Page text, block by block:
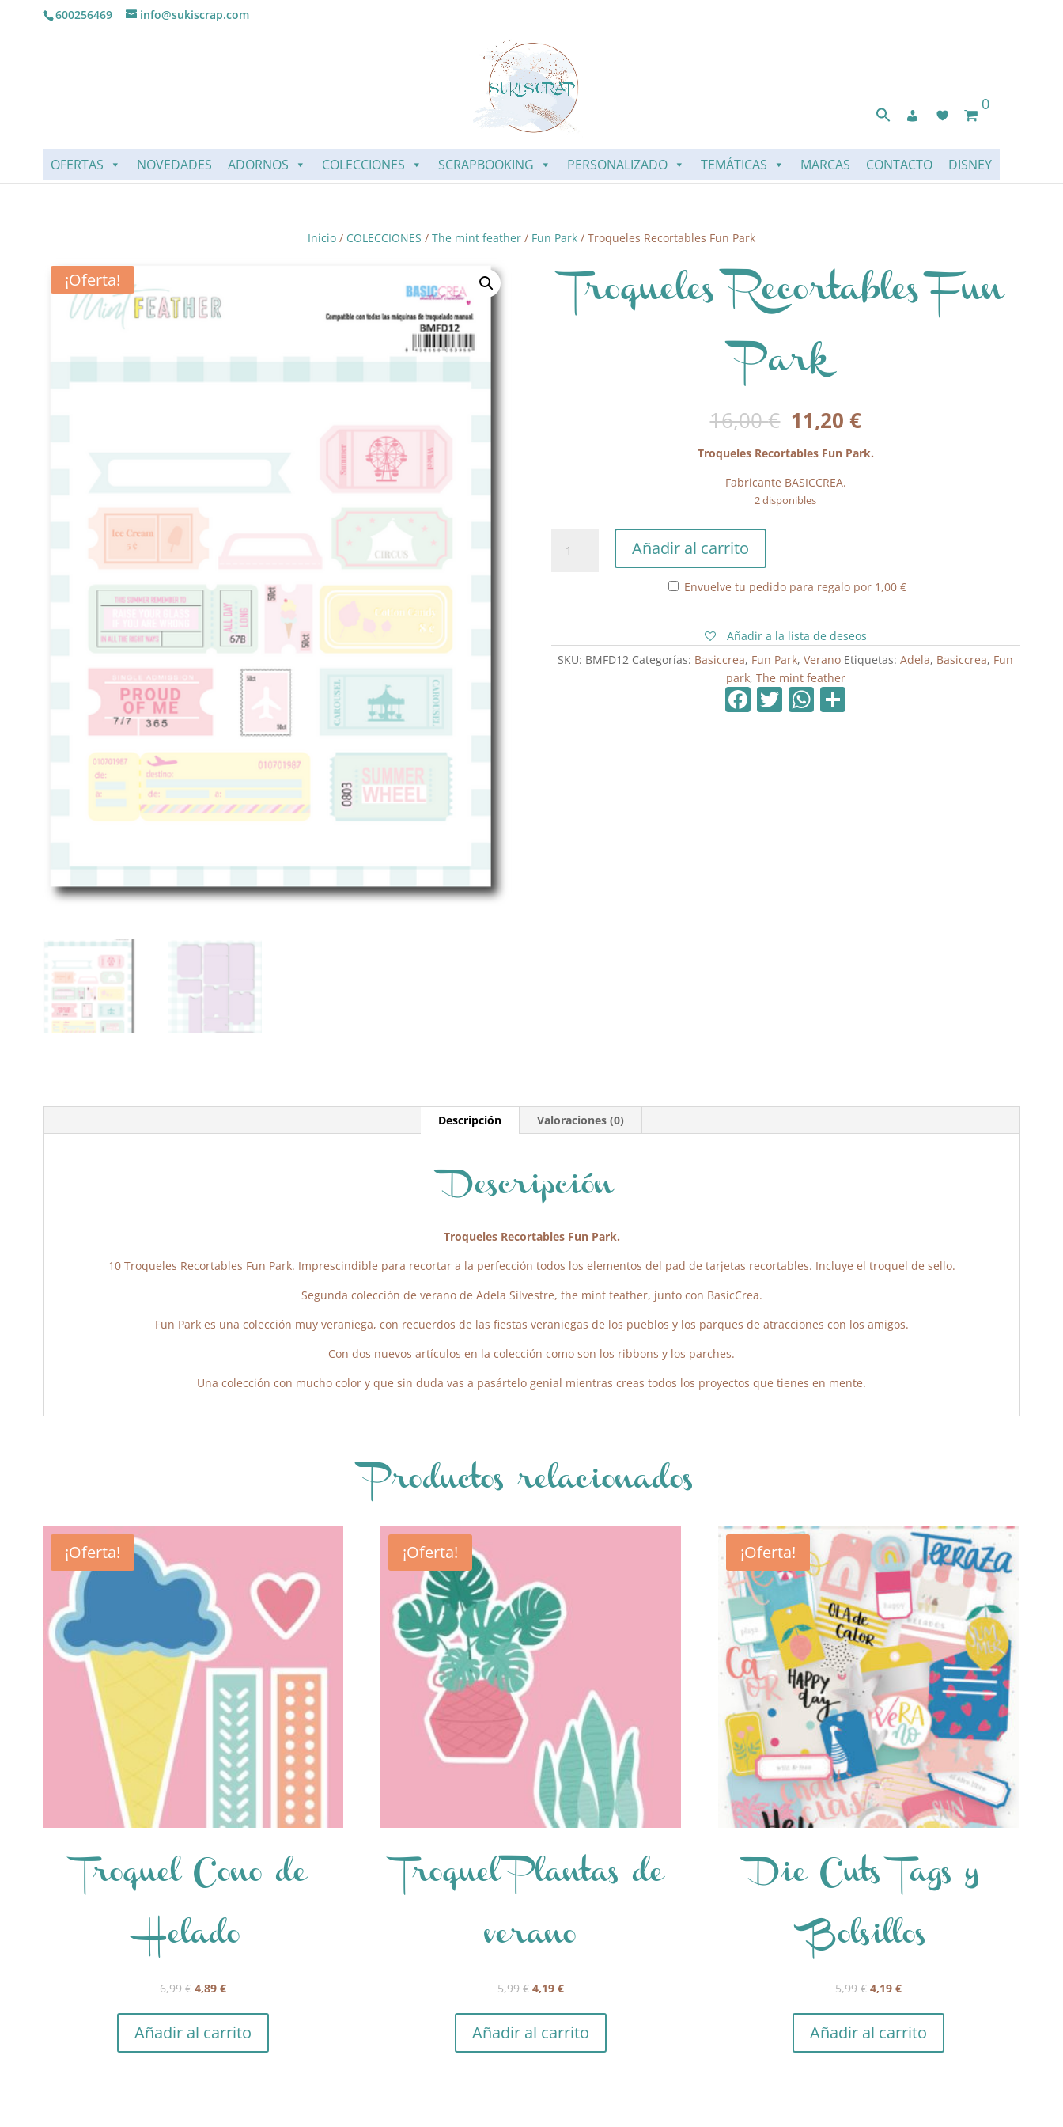
600256469 info@sukiscrap.com
0
OFERTAS NOVEDADES ADORNOS COLECCIONES SCRAPBOOKING PERSONALIZADO TEMÁTICAS MARCAS CONTACTO DISNEY
Inicio / COLECCIONES / The mint feather / Fun Park / Troqueles Recortables Fun Park
¡Oferta!
Troqueles Recortables Fun
Park
16,00€ El
precio
original
era:
16,00 €.
11,20€El
actual
Troqueles Recortables Fun Park.
Fabricante BASICCREA.
2 disponibles
Recortables
Añadir al carrito
Envuelve tu pedido para regalo por 1,00 €
Añadir a la lista de deseos
SKU: BMFD12 Categorías: Basiccrea, Fun Park,Verano Etiquetas:Adela, Basiccrea, Fun
park, The mint feather
F T W
Descripción Valoraciones (0)
Descripción
Troqueles Recortables Fun Park.
10 Troqueles Recortables Fun Park. Imprescindible para recortar a la perfección todos los elementos del pad de tarjetas recortables. Incluye el troquel de sello.
Segunda colección de verano de Adela Silvestre, the mint feather, junto con BasicCrea.
Fun Park es una colección muy veraniega, con recuerdos de las fiestas veraniegas de los pueblos y los parques de atracciones con los amigos.
Con dos nuevos artículos en la colección como son los ribbons y los parches.
Una colección con mucho color y que sin duda vas a pasártelo genial mientras creas todos los proyectos que tienes en mente.
Productos relacionados
¡Oferta!
Troquel Cono de
Helado
6,99€ El
original
era:
4,89 €El
actual
es:
Añadir al carrito
¡Oferta!
Troquel Plantas de
verano
5,99€ El
original
era:
4,19€El
actual
es:
Añadir al carrito
¡Oferta!
Die Cuts Tags y
Bolsillos
5,99€ El
original
era:
4,19€El
actual
es:
Añadir al carrito